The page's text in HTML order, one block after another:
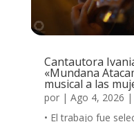
Cantautora
«Mundana
musical a las
por | Ago 4, 2026 |
• El trabajo fue